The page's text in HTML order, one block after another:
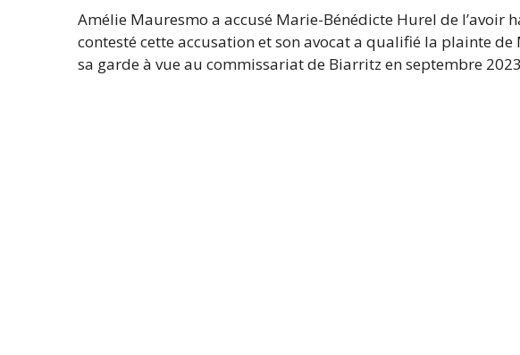
Amélie Mauresmo a accusé Marie-Bénédicte Hurel de l’avoir
contesté cette accusation et son avocat a qualifié la plainte
sa garde à vue au commissariat de Biarritz en septembre